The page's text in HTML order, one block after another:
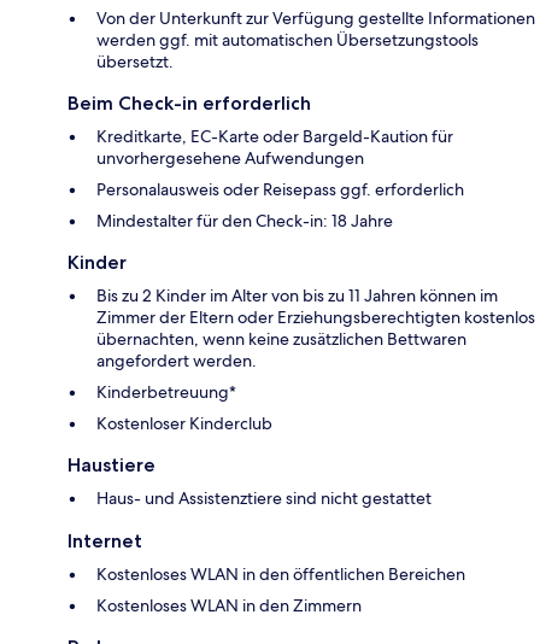
Von der Unterkunft zur Verfügung gestellte Informationen
werden ggf. mit automatischen Übersetzungstools
übersetzt.
Beim Check-in erforderlich
Kreditkarte, EC-Karte oder Bargeld-Kaution für
unvorhergesehene Aufwendungen
Personalausweis oder Reisepass ggf. erforderlich
Mindestalter für den Check-in: 18 Jahre
Kinder
Bis zu 2 Kinder im Alter von bis zu 11 Jahren können im
Zimmer der Eltern oder Erziehungsberechtigten kostenlos
übernachten, wenn keine zusätzlichen Bettwaren
angefordert werden.
Kinderbetreuung*
Kostenloser Kinderclub
Haustiere
Haus- und Assistenztiere sind nicht gestattet
Internet
Kostenloses WLAN in den öffentlichen Bereichen
Kostenloses WLAN in den Zimmern